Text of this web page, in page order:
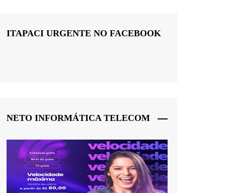
ITAPACI URGENTE NO FACEBOOK
NETO INFORMÁTICA TELECOM